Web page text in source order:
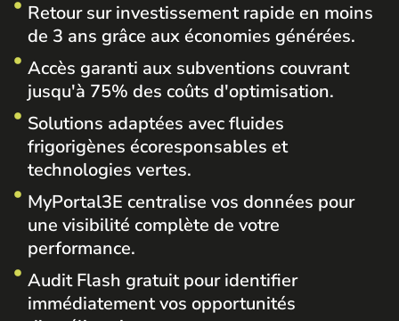
Retour sur investissement rapide en moins
de 3 ans grâce aux économies générées.
Accès garanti aux subventions couvrant
jusqu'à 75% des coûts d'optimisation.
Solutions adaptées avec fluides
frigorigènes écoresponsables et
technologies vertes.
MyPortal3E centralise vos données pour
une visibilité complète de votre
performance.
Audit Flash gratuit pour identifier
immédiatement vos opportunités